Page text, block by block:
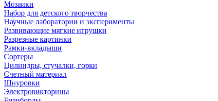
Мозаики
Набор для детского творчества
Научные лаборатории и эксперименты
Развивающие мягкие игрушки
Разрезные картинки
Рамки-вкладыши
Сортеры
Цилиндры, стучалки, горки
Счетный материал
Шнуровки
Электровикторины